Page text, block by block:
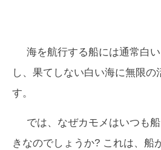
海を航行する船には通常白
し、果てしない白い海に無限の
す。
では、なぜカモメはいつも
きなのでしょうか? これは、船